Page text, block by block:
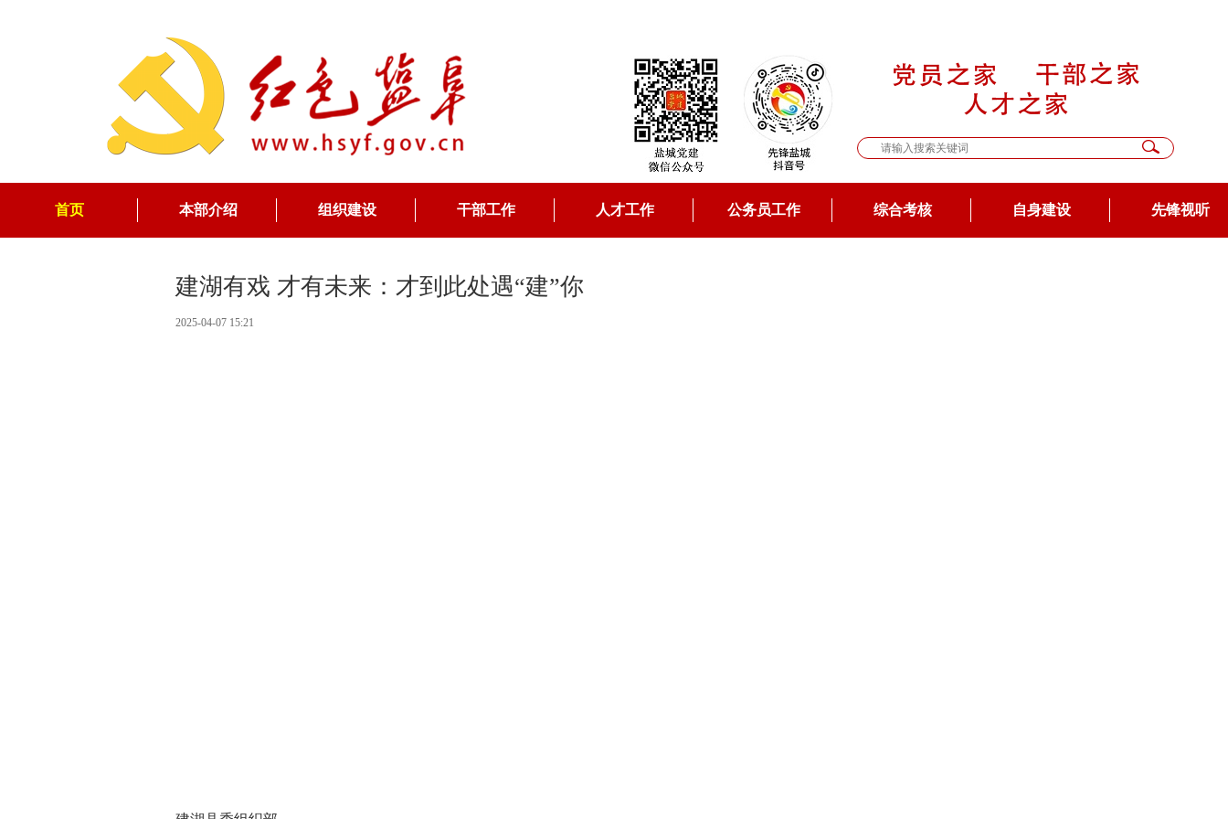
首页 本部介绍 组织建设 干部工作 人才工作 公务员工作 综合考核 自身建设 先锋视听
建湖有戏 才有未来：才到此处遇“建”你
2025-04-07 15:21